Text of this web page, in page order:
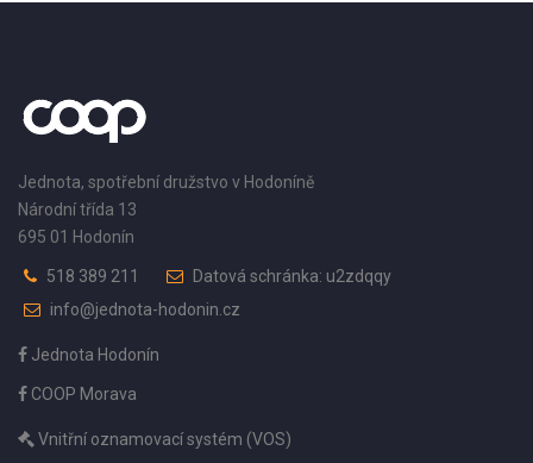
Jednota, spotřební družstvo v Hodoníně
Národní třída 13
695 01 Hodonín
518 389 211
Datová schránka: u2zdqqy
info@jednota-hodonin.cz
Jednota Hodonín
COOP Morava
Vnitřní oznamovací systém (VOS)